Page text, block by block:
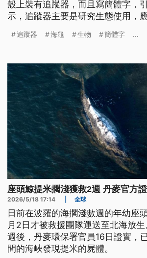
殼上裝有追蹤器，而且寫簡體字，
示，追蹤器主要是研究生態使用，
追蹤器 海龜 生物 簡體字 ...
座頭鯨提米擱淺獲救2週 丹麥官方
2026/5/18 17:14 全球
日前在波羅的海擱淺數週的年幼座
月2日才被救援團隊運送至北海放
週後，丹麥環保署官員16日證實，
間的海峽發現提米的屍體。